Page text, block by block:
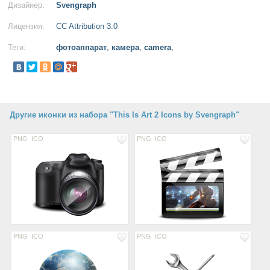
Дизайнер: Svengraph
Лицензия: CC Attribution 3.0
Теги: фотоаппарат, камера, camera,
Другие иконки из набора "This Is Art 2 Icons by Svengraph"
PNG ICO PNG ICO
PNG ICO PNG ICO